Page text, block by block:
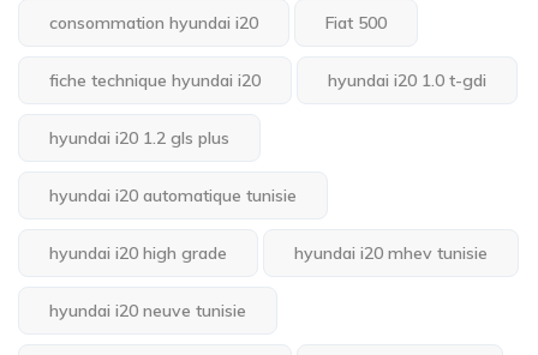
consommation hyundai i20 Fiat 500
fiche technique hyundai i20 hyundai i20 1.0 t-gdi
hyundai i20 1.2 gls plus
hyundai i20 automatique tunisie
hyundai i20 high grade hyundai i20 mhev tunisie
hyundai i20 neuve tunisie